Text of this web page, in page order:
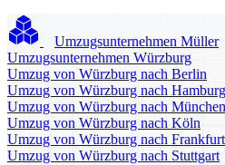
Umzugsunternehmen Müller
Umzugsunternehmen Würzburg
Umzug von Würzburg nach Berlin
Umzug von Würzburg nach Hamburg
Umzug von Würzburg nach München
Umzug von Würzburg nach Köln
Umzug von Würzburg nach
Umzug von Würzburg nach Stuttgart